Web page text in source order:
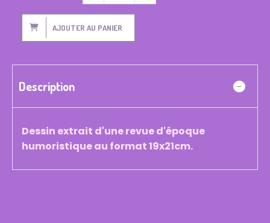
AJOUTER AU PANIER
Description
Dessin extrait d'une revue d'époque
humoristique au format 19x21cm.